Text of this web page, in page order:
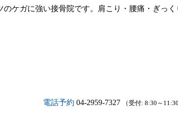
ケガに強い接骨院です。肩こり・腰痛・ぎっ
電話予約 04-2959-7327 （受付: 8:30～